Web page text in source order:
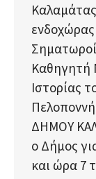
Καθηγητή
Ιστορίας
ΔΗΜΟY
ο Δήμος
και ώρα 7